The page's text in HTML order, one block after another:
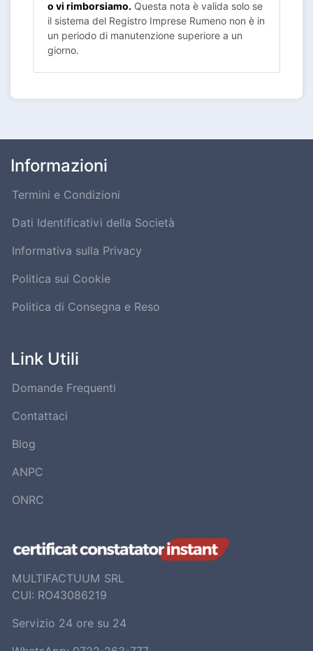
o vi rimborsiamo. Questa nota è valida solo se
il sistema del Registro Imprese Rumeno non è in
un periodo di manutenzione superiore a un
giorno.
Informazioni
Termini e Condizioni
Dati Identificativi della Società
Informativa sulla Privacy
Politica sui Cookie
Politica di Consegna e Reso
Link Utili
Domande Frequenti
Contattaci
Blog
ANPC
ONRC
MULTIFACTUUM SRL
CUI: RO43086219
Servizio 24 ore su 24